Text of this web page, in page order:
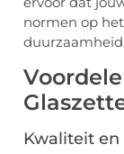
normen op
duurzaamheid.
Kwaliteit